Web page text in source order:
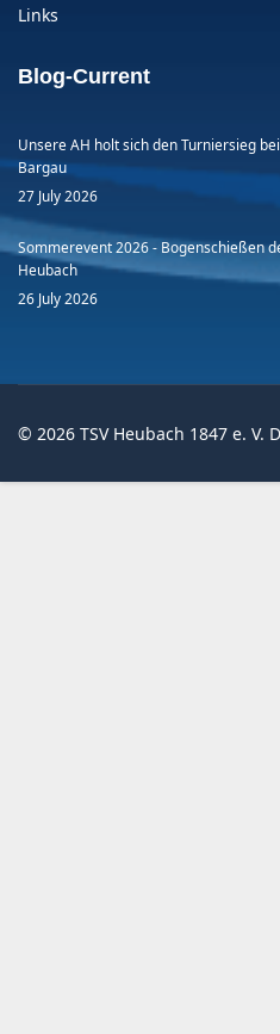
Links
Blog-Current
Unsere AH holt sich den Turniersieg
Bargau
27 July 2026
Sommerevent 2026 - Bogenschießen
Heubach
26 July 2026
© 2026 TSV Heubach 1847 e. V.